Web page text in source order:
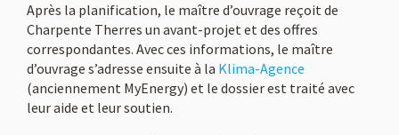
Après la planification, le maître d’ouvrage reçoit de
Charpente Therres un avant-projet et des offres
correspondantes. Avec ces informations, le maître
d’ouvrage s’adresse ensuite à la Klima-Agence
(anciennement MyEnergy) et le dossier est traité avec
leur aide et leur soutien.